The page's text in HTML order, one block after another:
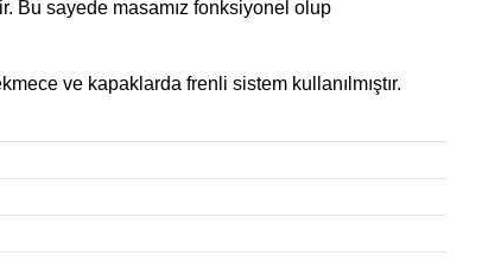
Bu sayede masamız fonksiyonel olup
ve kapaklarda frenli sistem kullanılmıştır.